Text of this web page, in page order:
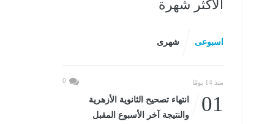
الأكثر شهرة
اسبوعى شهرى
منذ 14 يومًا 0
01
انتهاء تصحيح الثانوية الأزهرية
والنتيجة آخر الأسبوع المقبل